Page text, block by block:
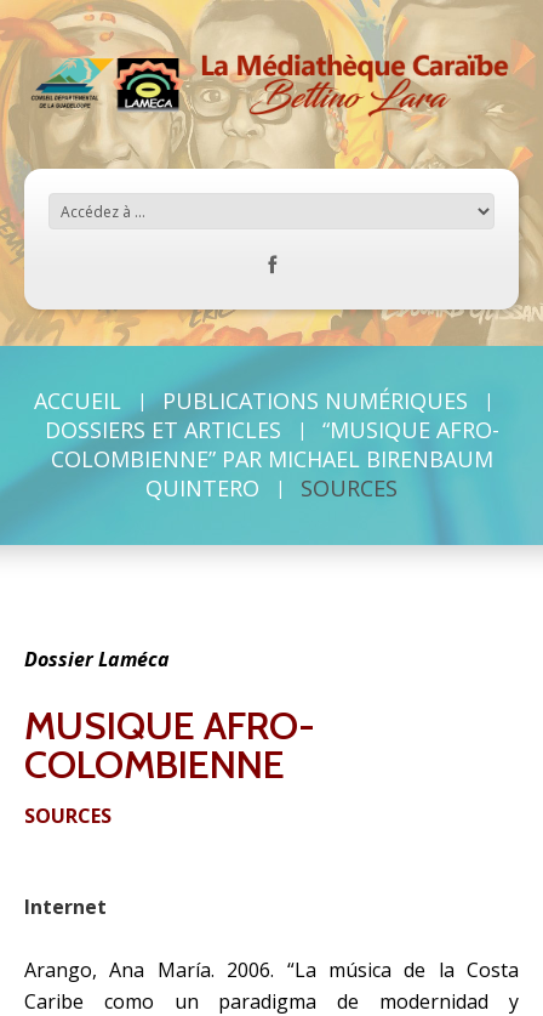
ACCUEIL
PUBLICATIONS NUMÉRIQUES
DOSSIERS ET ARTICLES
“MUSIQUE AFRO-
COLOMBIENNE” PAR MICHAEL BIRENBAUM
QUINTERO
SOURCES
Dossier Laméca
MUSIQUE AFRO-
COLOMBIENNE
SOURCES
Internet
Arango, Ana María. 2006. “La música de la Costa
Caribe como un paradigma de modernidad y